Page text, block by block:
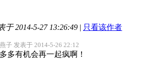
于 2014-5-27 13:26:49 | 只看该作者
燕子 发表于 2014-5-26 22:12
多多有机会再一起疯啊！